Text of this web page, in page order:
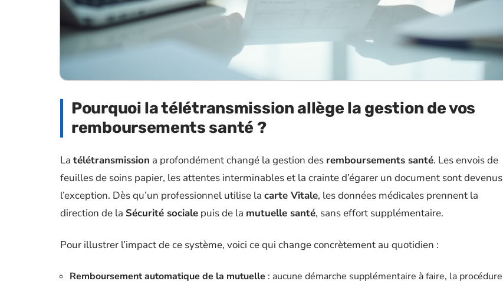
Pourquoi la télétransmission allège la gestion de vos
remboursements santé ?
La télétransmission a profondément changé la gestion des remboursements santé. Les envois de
feuilles de soins papier, les attentes interminables et la crainte d’égarer un document sont devenus
l’exception. Dès qu’un professionnel utilise la carte Vitale, les données médicales prennent la
direction de la Sécurité sociale puis de la mutuelle santé, sans effort supplémentaire.
Pour illustrer l’impact de ce système, voici ce qui change concrètement au quotidien :
Remboursement automatique de la mutuelle : aucune démarche supplémentaire à faire, la procédure